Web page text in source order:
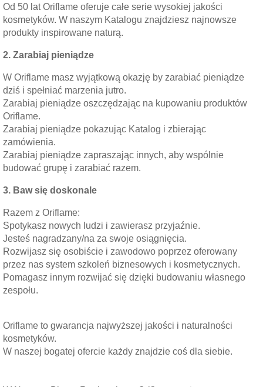
Od 50 lat Oriflame oferuje całe serie wysokiej jakości
kosmetyków. W naszym Katalogu znajdziesz najnowsze
produkty inspirowane naturą.
2. Zarabiaj pieniądze
W Oriflame masz wyjątkową okazję by zarabiać pieniądze
dziś i spełniać marzenia jutro.
Zarabiaj pieniądze oszczędzając na kupowaniu produktów
Oriflame.
Zarabiaj pieniądze pokazując Katalog i zbierając
zamówienia.
Zarabiaj pieniądze zapraszając innych, aby wspólnie
budować grupę i zarabiać razem.
3. Baw się doskonale
Razem z Oriflame:
Spotykasz nowych ludzi i zawierasz przyjaźnie.
Jesteś nagradzany/na za swoje osiągnięcia.
Rozwijasz się osobiście i zawodowo poprzez oferowany
przez nas system szkoleń biznesowych i kosmetycznych.
Pomagasz innym rozwijać się dzięki budowaniu własnego
zespołu.
Oriflame to gwarancja najwyższej jakości i naturalności
kosmetyków.
W naszej bogatej ofercie każdy znajdzie coś dla siebie.